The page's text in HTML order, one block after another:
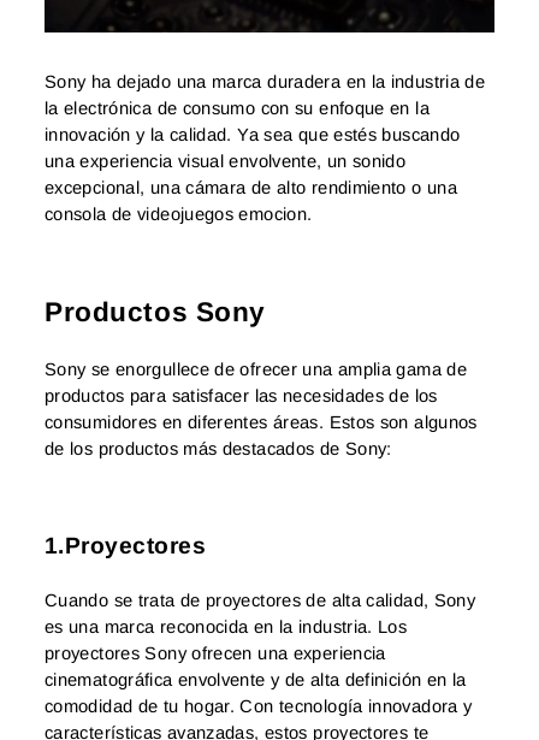
Sony ha dejado una marca duradera en la industria de
la electrónica de consumo con su enfoque en la
innovación y la calidad. Ya sea que estés buscando
una experiencia visual envolvente, un sonido
excepcional, una cámara de alto rendimiento o una
consola de videojuegos emocion.
Productos Sony
Sony se enorgullece de ofrecer una amplia gama de
productos para satisfacer las necesidades de los
consumidores en diferentes áreas. Estos son algunos
de los productos más destacados de Sony:
1.Proyectores
Cuando se trata de proyectores de alta calidad, Sony
es una marca reconocida en la industria. Los
proyectores Sony ofrecen una experiencia
cinematográfica envolvente y de alta definición en la
comodidad de tu hogar. Con tecnología innovadora y
características avanzadas, estos proyectores te